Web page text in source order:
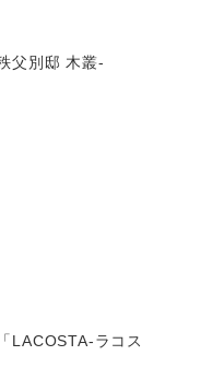
父別邸 木叢-
LACOSTA-ラコス